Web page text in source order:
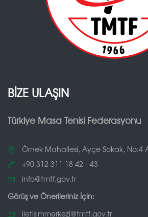
BİZE ULAŞIN
Türkiye Masa Tenisi Federasyonu
Örnek Mahallesi, Ayçe Sokak, No:4
+90 312 311 18 42 - 43
info@tmtf.gov.tr
Görüş ve Önerileriniz İçin:
iletisimmerkezi@tmtf.gov.tr